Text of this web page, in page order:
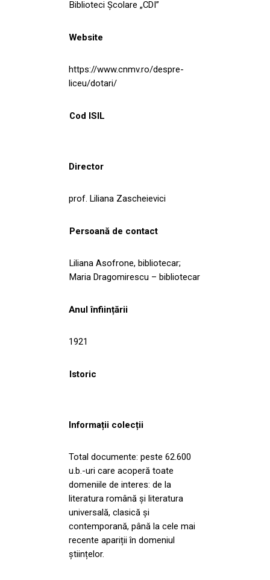
Biblioteci Școlare „CDI”
Website
https://www.cnmv.ro/despre-
liceu/dotari/
Cod ISIL
Director
prof. Liliana Zascheievici
Persoană de contact
Liliana Asofrone, bibliotecar;
Maria Dragomirescu – bibliotecar
Anul înființării
1921
Istoric
Informații colecții
Total documente: peste 62.600
u.b.-uri care acoperă toate
domeniile de interes: de la
literatura română și literatura
universală, clasică și
contemporană, până la cele mai
recente apariții în domeniul
științelor.